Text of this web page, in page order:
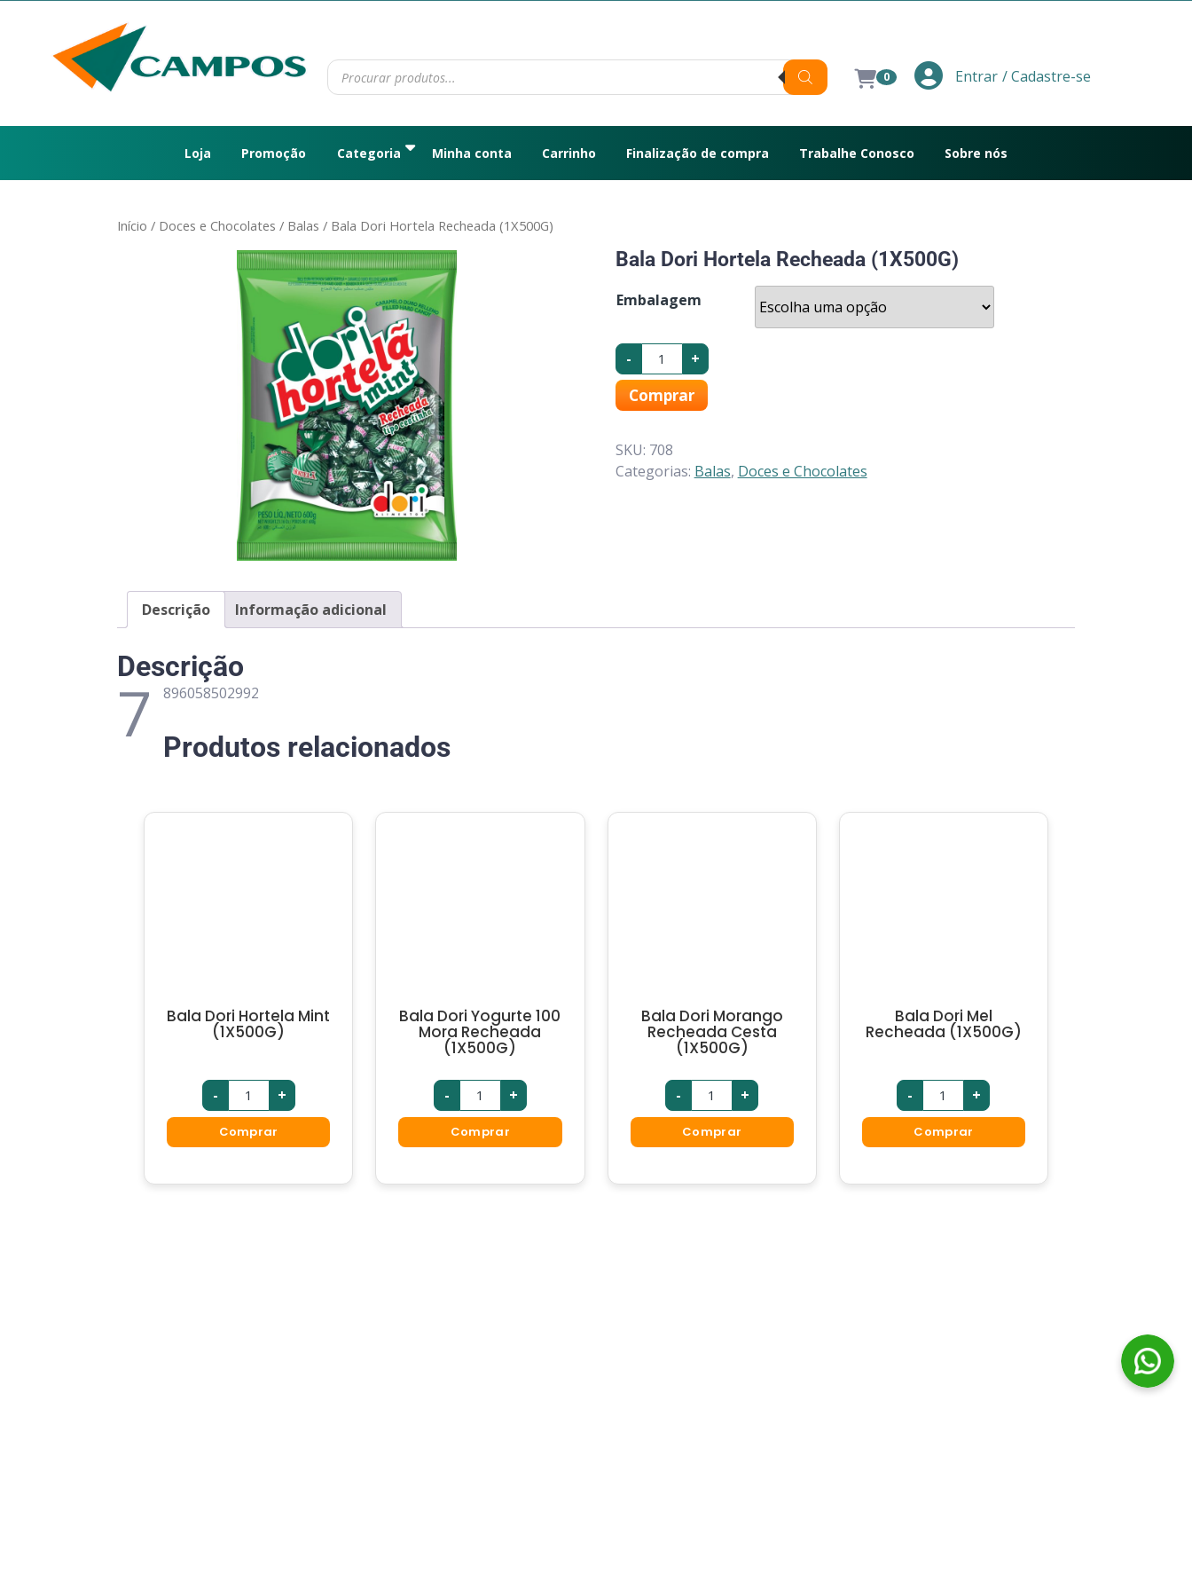
0 Entrar / Cadastre-se
Loja Promoção Categoria Minha conta Carrinho Finalização de compra Trabalhe Conosco Sobre nós
Início / Doces e Chocolates / Balas / Bala Dori Hortela Recheada (1X500G)
Bala Dori Hortela Recheada (1X500G)
Embalagem
- +
Comprar
SKU: 708
Categorias: Balas, Doces e Chocolates
Descrição Informação adicional
Descrição
7 896058502992
Produtos relacionados
Bala Dori Hortela Mint
(1X500G)
- +
Comprar
Bala Dori Yogurte 100
Mora Recheada
(1X500G)
- +
Comprar
Bala Dori Morango
Recheada Cesta
(1X500G)
- +
Comprar
Bala Dori Mel
Recheada (1X500G)
- +
Comprar